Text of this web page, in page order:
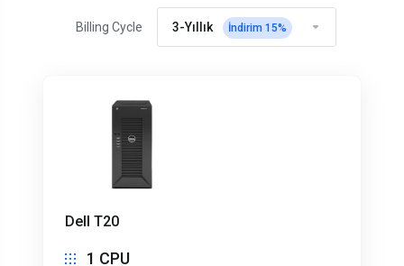
Billing Cycle 3-Yıllık İndirim 15%
Dell T20
1 CPU